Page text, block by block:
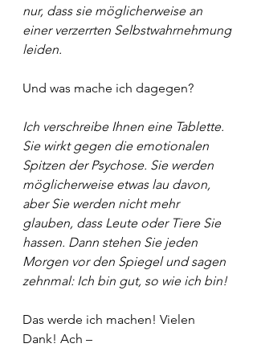
nur, dass sie möglicherweise an
einer verzerrten Selbstwahrnehmung
leiden.
Und was mache ich dagegen?
Ich verschreibe Ihnen eine Tablette.
Sie wirkt gegen die emotionalen
Spitzen der Psychose. Sie werden
möglicherweise etwas lau davon,
aber Sie werden nicht mehr
glauben, dass Leute oder Tiere Sie
hassen. Dann stehen Sie jeden
Morgen vor den Spiegel und sagen
zehnmal: Ich bin gut, so wie ich bin!
Das werde ich machen! Vielen
Dank! Ach –